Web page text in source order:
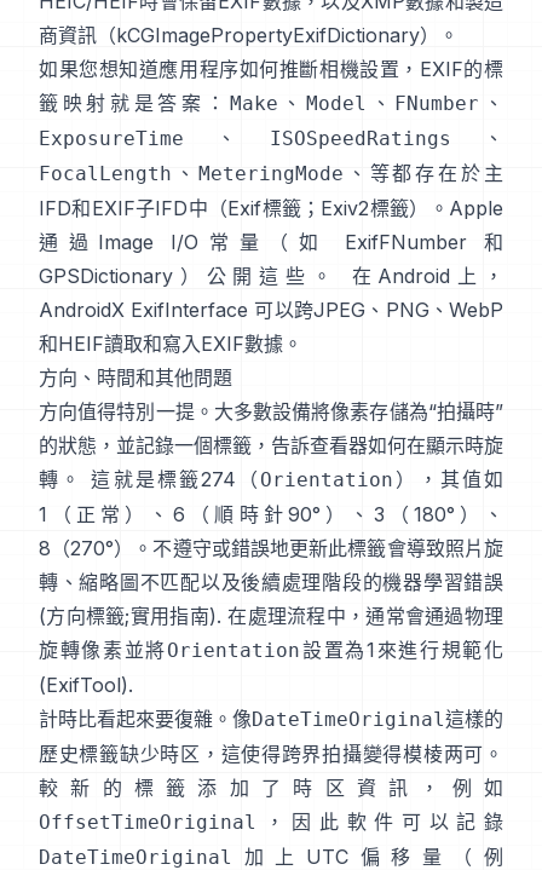
商資訊（kCGImagePropertyExifDictionary）。
如果您想知道應用程序如何推斷相機設置，EXIF的標
籤映射就是答案： Make 、 Model 、 FNumber 、
ExposureTime 、 ISOSpeedRatings 、
FocalLength 、 MeteringMode 、等都存在於主
IFD和EXIF子IFD中（Exif標籤 ； Exiv2標籤）。Apple
通過Image I/O常量（如
ExifFNumber
和
GPSDictionary ）公開這些。 在Android上，
AndroidX ExifInterface 可以跨JPEG、PNG、WebP
和HEIF讀取和寫入EXIF數據。
方向、時間和其他問題
方向值得特別一提。大多數設備將像素存儲為“拍攝時”
的狀態，並記錄一個標籤，告訴查看器如何在顯示時旋
轉。 這就是標籤274（ Orientation ），其值如
1（正常）、6（順時針90°）、3（180°）、
8（270°）。不遵守或錯誤地更新此標籤會導致照片旋
轉、縮略圖不匹配以及後續處理階段的機器學習錯誤
(方向標籤;實用指南). 在處理流程中，通常會通過物理
旋轉像素並將Orientation設置為1來進行規範化
(ExifTool).
計時比看起來要復雜。像DateTimeOriginal這樣的
歷史標籤缺少時区，這使得跨界拍攝變得模棱两可。
較新的標籤添加了時区資訊，例如
OffsetTimeOriginal ，因此軟件可以記錄
DateTimeOriginal
加上UTC偏移量（例